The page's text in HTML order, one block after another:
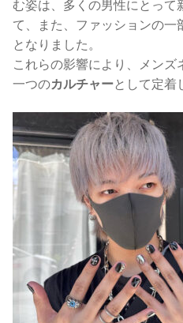
む姿は、多くの男性にとって
て、また、ファッションの
となりました。
これらの影響により、メンズ
一つのカルチャーとして定着